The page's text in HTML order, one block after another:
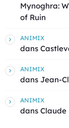
Mynoghra:
of Ruin
ANIMIX
dans
ANIMIX
dans Jean-
ANIMIX
dans Claude